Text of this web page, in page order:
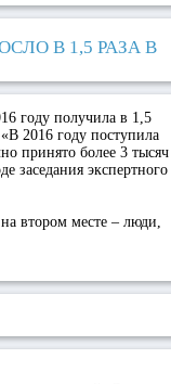
В 1,5 РАЗА В
году получила в 1,5
2016 году поступила
принято более 3 тысяч
заседания экспертного
втором месте – люди,